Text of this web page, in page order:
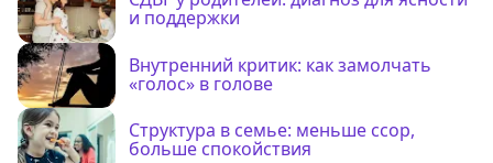
и поддержки
Внутренний критик: как замолчать
«голос» в голове
Структура в семье: меньше ссор,
больше спокойствия